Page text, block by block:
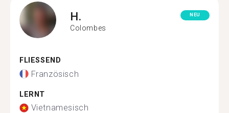
H.
Colombes
NEU
FLIESSEND
Französisch
LERNT
Vietnamesisch